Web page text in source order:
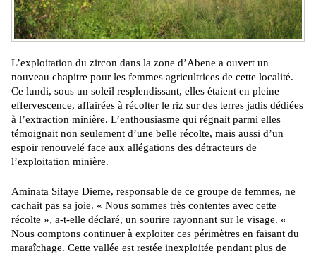
L’exploitation du zircon dans la zone d’Abene a ouvert un
nouveau chapitre pour les femmes agricultrices de cette localité.
Ce lundi, sous un soleil resplendissant, elles étaient en pleine
effervescence, affairées à récolter le riz sur des terres jadis dédiées
à l’extraction minière. L’enthousiasme qui régnait parmi elles
témoignait non seulement d’une belle récolte, mais aussi d’un
espoir renouvelé face aux allégations des détracteurs de
l’exploitation minière.
Aminata Sifaye Dieme, responsable de ce groupe de femmes, ne
cachait pas sa joie. « Nous sommes très contentes avec cette
récolte », a-t-elle déclaré, un sourire rayonnant sur le visage. «
Nous comptons continuer à exploiter ces périmètres en faisant du
maraîchage. Cette vallée est restée inexploitée pendant plus de